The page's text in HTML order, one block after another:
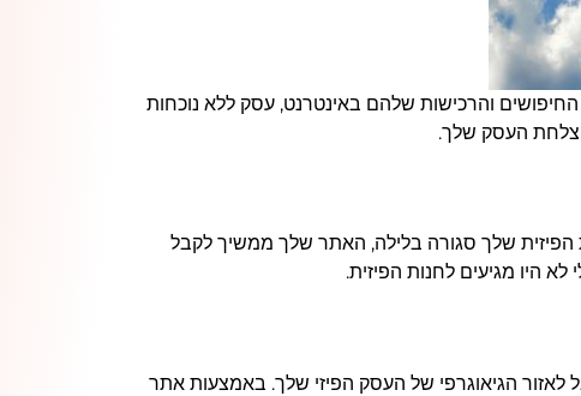
והרכישות שלהם באינטרנט, עסק ללא נוכחות
העסק שלך.
הפיזית שלך סגורה בלילה, האתר שלך ממשיך לקבל
היו מגיעים לחנות הפיזית.
לאזור הגיאוגרפי של העסק הפיזי שלך. באמצעות אתר